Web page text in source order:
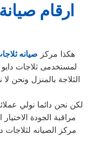
ارقام
هكذا مركز صيانه
لمستخدمى ثلاجات دايو
الثلاجة بالمنزل ونحن
لكن نحن دائما نولي
مراقبة الجودة
مركز الصيانه لثلاجات